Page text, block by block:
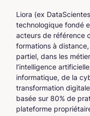
Liora (ex
technologique fondé
acteurs de référence
formations à
partiel, dans les
l’intelligence
informatique, de la
transformation
basée sur 80% de
plateforme